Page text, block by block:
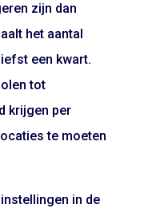
zijn dan
het aantal
een kwart.
tot
krijgen per
te moeten
in de